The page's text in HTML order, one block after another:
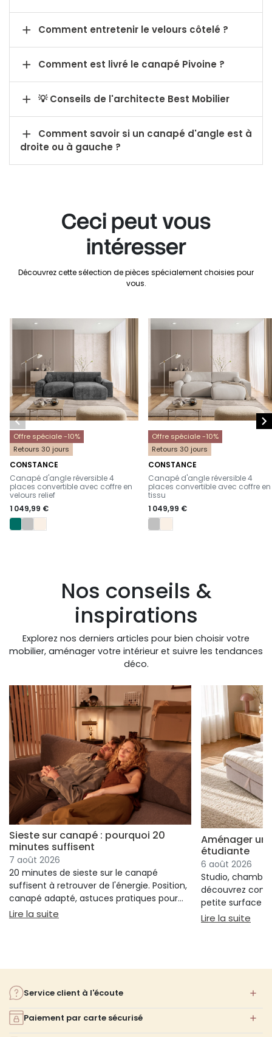
 Comment entretenir le velours côtelé ?
 Comment est livré le canapé Pivoine ?
 💡 Conseils de l'architecte Best Mobilier

Comment savoir si un canapé d'angle est à
droite ou à gauche ?
Ceci peut vous
intéresser
Découvrez cette sélection de pièces spécialement choisies pour
vous.
Offre spéciale -10%
Retours 30 jours
CONSTANCE
-
Canapé d'angle réversible 4
places convertible avec coffre en
velours relief
1 049,99 €
Offre spéciale -10%
Retours 30 jours
CONSTANCE
-
Canapé d'angle réversible 4
places convertible avec coffre en
tissu
1 049,99 €
 
Nos conseils &
inspirations
Explorez nos derniers articles pour bien choisir votre
mobilier, aménager votre intérieur et suivre les tendances
déco.
Sieste sur canapé : pourquoi 20
minutes suffisent
7 août 2026
20 minutes de sieste sur le canapé
suffisent à retrouver de l'énergie. Position,
canapé adapté, astuces pratiques pour
bien s'installer.
Lire la suite : Sieste sur canapé : pourquoi 20 minutes
Aménager un
étudiante
6 août 2026
Studio,
découvrez
petite surface à
confort ni
Lire la suite
Service client à l'écoute
Paiement par carte sécurisé